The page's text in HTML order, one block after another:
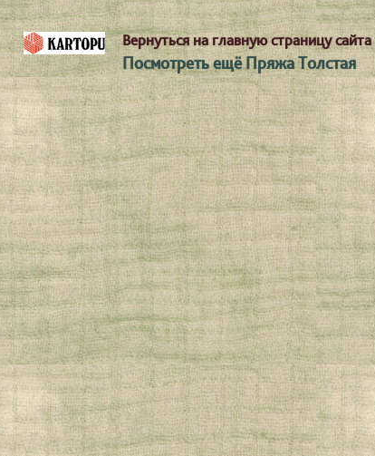
Вернуться на главную страницу сайта
Посмотреть ещё Пряжа Толстая